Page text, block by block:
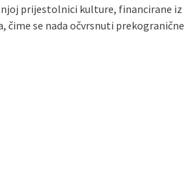
prijestolnici kulture, financirane iz
se nada očvrsnuti prekogranične